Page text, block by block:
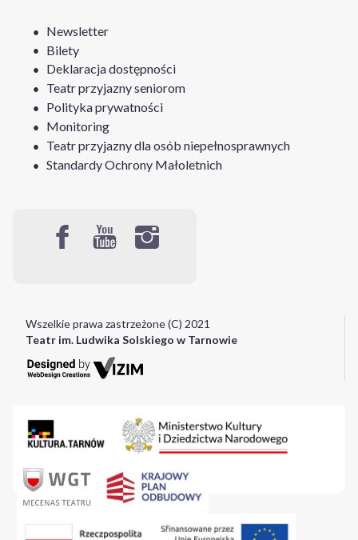
Newsletter
Bilety
Deklaracja dostępności
Teatr przyjazny seniorom
Polityka prywatności
Monitoring
Teatr przyjazny dla osób niepełnosprawnych
Standardy Ochrony Małoletnich
Wszelkie prawa zastrzeżone (C) 2021
Teatr im. Ludwika Solskiego w Tarnowie